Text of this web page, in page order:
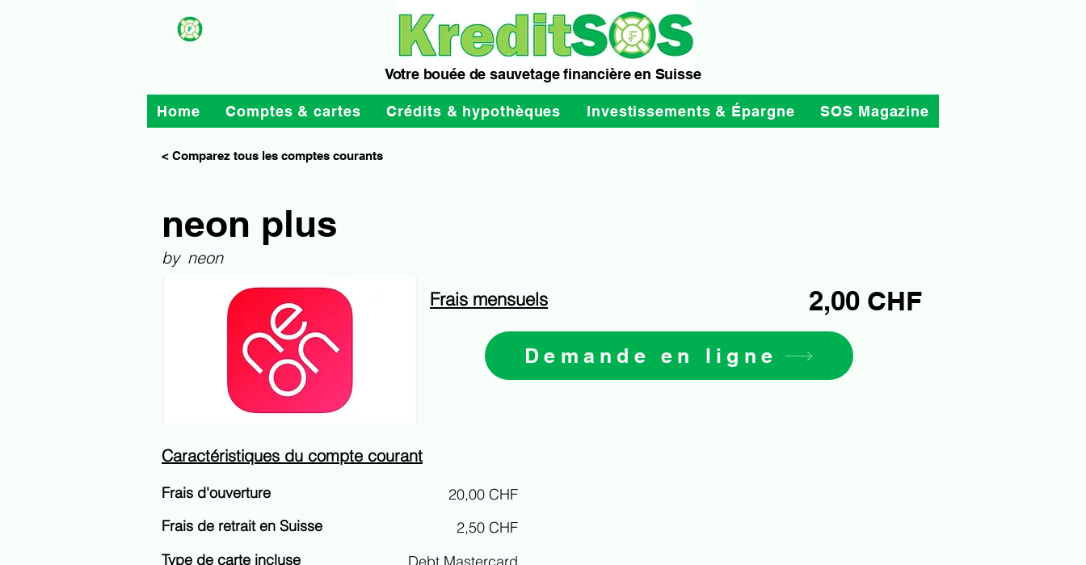
Votre bouée de sauvetage financière en Suisse
Home Comptes & cartes Crédits & hypothèques Investissements & Épargne SOS Magazine
< Comparez tous les comptes courants
neon plus
by neon
Frais mensuels 2,00 CHF
Demande en ligne
​Caractéristiques du compte courant
Frais d'ouverture
20,00 CHF
Frais de retrait en Suisse
2,50 CHF
Type de carte incluse